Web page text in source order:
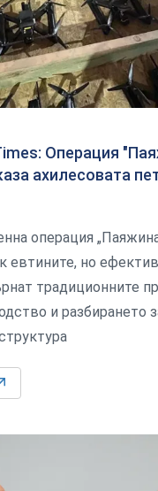
Операция
ахилесовата
операция
евтините, но
традиционните
и разбирането